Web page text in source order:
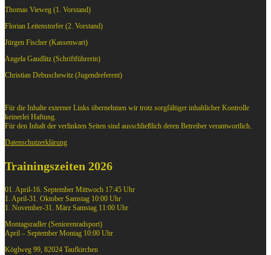
Thomas Vieweg (1. Vorstand)
Florian Leitenstorfer (2. Vorstand)
Jürgen Fischer (Kassenwart)
Angela Gaudlitz (Schriftführerin)
Christian Debuschewitz (Jugendreferent)
Für die Inhalte externer Links übernehmen wir trotz sorgfältiger inhaltlicher Kontrolle
keinerlei Haftung.
Für den Inhalt der verlinkten Seiten sind ausschließlich deren Betreiber verantwortlich.
Datenschutzerklärung
Trainingszeiten 2026
01. April-16. September Mittwoch 17:45 Uhr
1. April-31. Oktober Samstag 10:00 Uhr
1. November-31. März Samstag 11:00 Uhr
Montagsradler (Seniorenradsport)
April – September Montag 10:00 Uhr
Köglweg 99, 82024 Taufkirchen